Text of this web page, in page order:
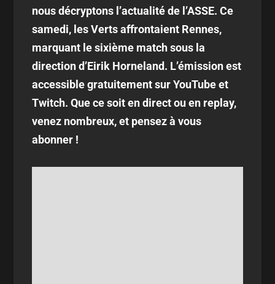
nous décryptons l’actualité de l’ASSE. Ce
samedi, les Verts affrontaient Rennes,
marquant le sixième match sous la
direction d’Eirik Horneland. L’émission est
accessible gratuitement sur YouTube et
Twitch. Que ce soit en direct ou en replay,
venez nombreux, et pensez à vous
abonner !